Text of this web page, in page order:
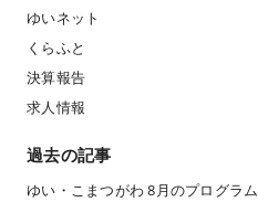
ゆいネット
くらふと
決算報告
求人情報
過去の記事
ゆい・こまつがわ 8月のプログラム